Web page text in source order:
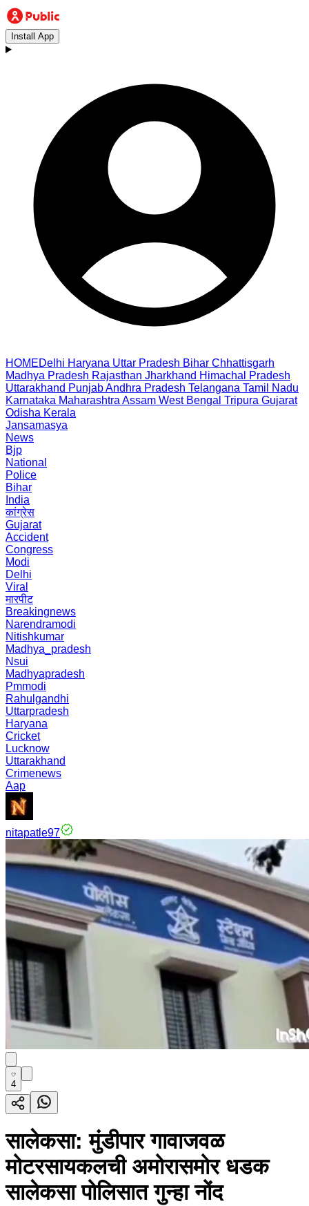
Install App
HOMEDelhi Haryana Uttar Pradesh Bihar Chhattisgarh
Madhya Pradesh Rajasthan Jharkhand Himachal Pradesh
Uttarakhand PunjabAndhra Pradesh Telangana Tamil Nadu
Karnataka Maharashtra Assam West Bengal Tripura Gujarat
Odisha Kerala
Jansamasya
News
Bjp
National
Police
Bihar
India
कांग्रेस
Gujarat
Accident
Congress
Modi
Delhi
Viral
मारपीट
Breakingnews
Narendramodi
Nitishkumar
Madhya_pradesh
Nsui
Madhyapradesh
Pmmodi
Rahulgandhi
Uttarpradesh
Haryana
Cricket
Lucknow
Uttarakhand
Crimenews
Aap
nitapatle97
4
सालेकसा: मुंडीपार गावाजवळ
मोटरसायकलची अमोरासमोर धडक
सालेकसा पोलिसात गुन्हा नोंद